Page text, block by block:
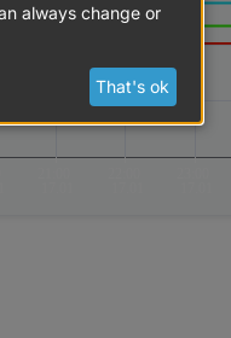
always change or
That's ok